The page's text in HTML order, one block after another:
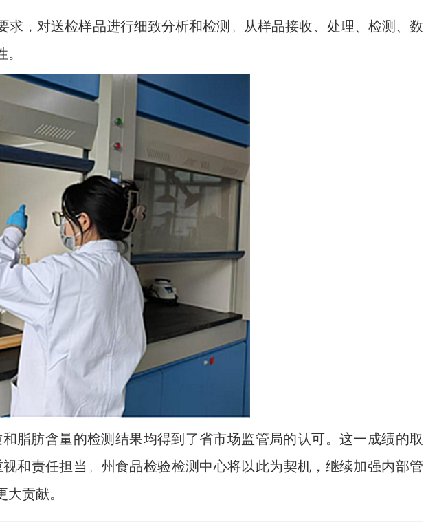
，对送检样品进行细致分析和检测。从样品接收、处理、检测、数
脂肪含量的检测结果均得到了省市场监管局的认可。这一成绩的取
和责任担当。州食品检验检测中心将以此为契机，继续加强内部管
贡献。